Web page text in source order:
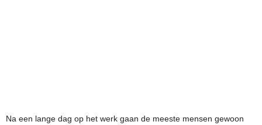
Na een lange dag op het werk gaan de meeste mensen gewoon